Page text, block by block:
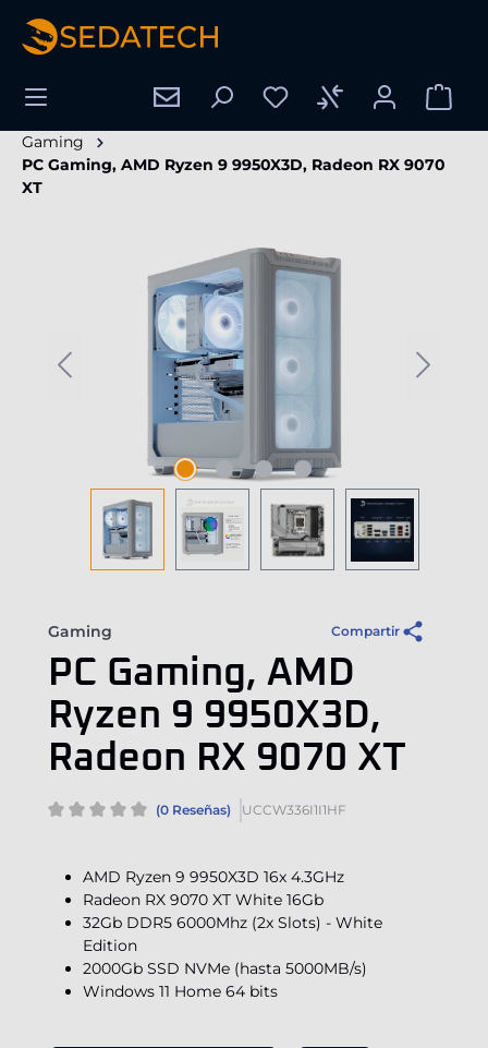
principal
Gaming
PC Gaming, AMD Ryzen 9 9950X3D, Radeon RX 9070
XT
Omitir galería de imágenes
Gaming Compartir
PC Gaming, AMD
Ryzen 9 9950X3D,
Radeon RX 9070 XT
(0 Reseñas) UCCW336I1I1HF
AMD Ryzen 9 9950X3D 16x 4.3GHz
Radeon RX 9070 XT White 16Gb
32Gb DDR5 6000Mhz (2x Slots) - White
Edition
2000Gb SSD NVMe (hasta 5000MB/s)
Windows 11 Home 64 bits